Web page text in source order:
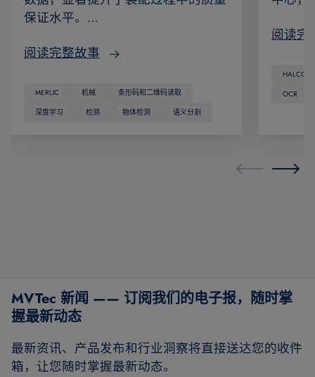
保证水平。…
阅读完整故事
MERLIC 机械
条形码和二维码读取
深度学习
检测 物体检测 语义分割
阅读完
HALCON
OCR
MVTec 新闻 —— 订阅我们的电子报，随时掌
握最新动态
最新资讯、产品发布和行业洞察将直接送达您的收件
箱，让您随时掌握最新动态。